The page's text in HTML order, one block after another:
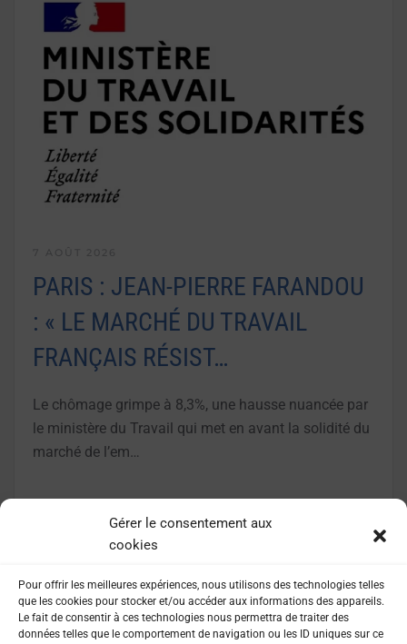
Gérer le consentement aux
cookies
Pour offrir les meilleures expériences, nous utilisons des technologies telles
que les cookies pour stocker et/ou accéder aux informations des appareils.
Le fait de consentir à ces technologies nous permettra de traiter des
données telles que le comportement de navigation ou les ID uniques sur ce
PARIS : JEAN-PIERRE FARANDOU
: « LE MARCHÉ DU TRAVAIL
FRANÇAIS RÉSIST…
Le chômage grimpe à 8,3%, une hausse nuancée par
le ministère du Travail qui met en avant la solidité du
marché de l’em…
LIRE LA SUITE